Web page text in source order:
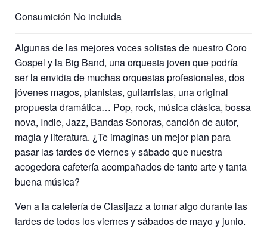
Consumición No incluida
Algunas de las mejores voces solistas de nuestro Coro
Gospel y la Big Band, una orquesta joven que podría
ser la envidia de muchas orquestas profesionales, dos
jóvenes magos, pianistas, guitarristas, una original
propuesta dramática… Pop, rock, música clásica, bossa
nova, Indie, Jazz, Bandas Sonoras, canción de autor,
magia y literatura. ¿Te imaginas un mejor plan para
pasar las tardes de viernes y sábado que nuestra
acogedora cafetería acompañados de tanto arte y tanta
buena música?
Ven a la cafetería de Clasijazz a tomar algo durante las
tardes de todos los viernes y sábados de mayo y junio.